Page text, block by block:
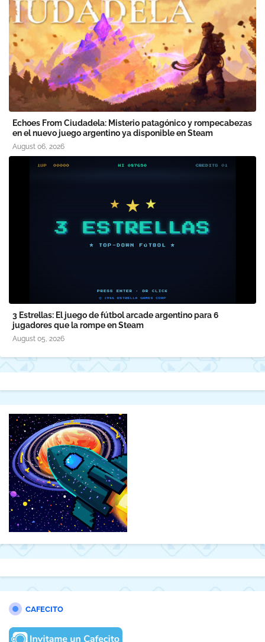
Echoes From Ciudadela: Misterio patagónico y rompecabezas
en el nuevo juego argentino ya disponible en Steam
August 06, 2026
3 Estrellas: El juego de fútbol arcade argentino para 6
jugadores que la rompe en Steam
August 05, 2026
CAFECITO